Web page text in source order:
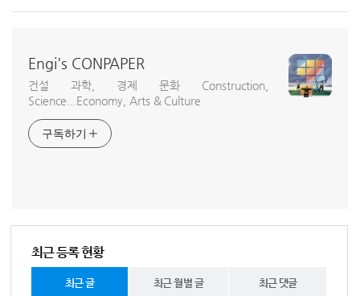
Engi's CONPAPER
건설 과학, 경제 문화 Construction,
Science...Economy, Arts & Culture
구독하기
최근 등록 현황
최근 글 최근 월별 글 최근 댓글